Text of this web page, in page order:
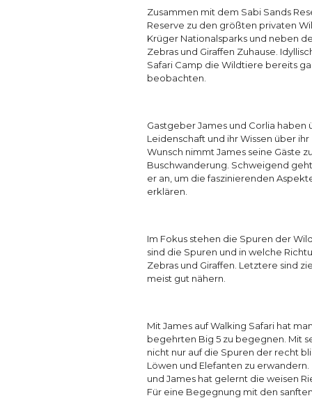
Zusammen mit dem Sabi Sands
Reserve zu den größten privaten
Krüger Nationalsparks und neben
Zebras und Giraffen Zuhause.
Safari Camp die Wildtiere bereits
beobachten.
Gastgeber James und Corlia haben
Leidenschaft und ihr Wissen über
Wunsch nimmt James seine Gäste
Buschwanderung. Schweigend
er an, um die faszinierenden
erklären.
Im Fokus stehen die Spuren der
sind die Spuren und in welche
Zebras und Giraffen. Letztere sind
meist gut nähern.
Mit James auf Walking Safari hat
begehrten Big 5 zu begegnen. Mit
nicht nur auf die Spuren der recht
Löwen und Elefanten zu
und James hat gelernt die weisen
Für eine Begegnung mit den